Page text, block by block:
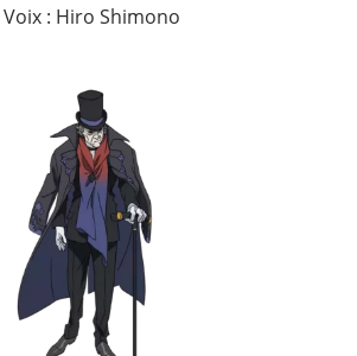
Voix : Hiro Shimono